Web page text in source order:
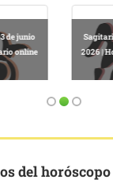
de 2026
sin
2026
del horóscopo